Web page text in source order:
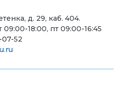
д. 29, каб. 404.
09:00-18:00, пт 09:00-16:45
07-52